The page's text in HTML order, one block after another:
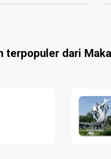
terpopuler dari